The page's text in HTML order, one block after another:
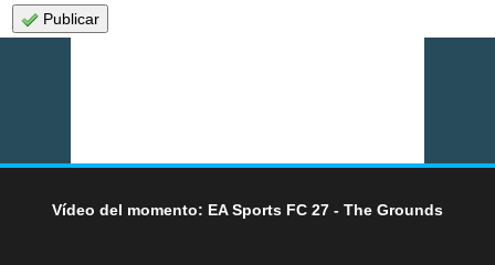
Publicar
Vídeo del momento: EA Sports FC 27 - The Grounds